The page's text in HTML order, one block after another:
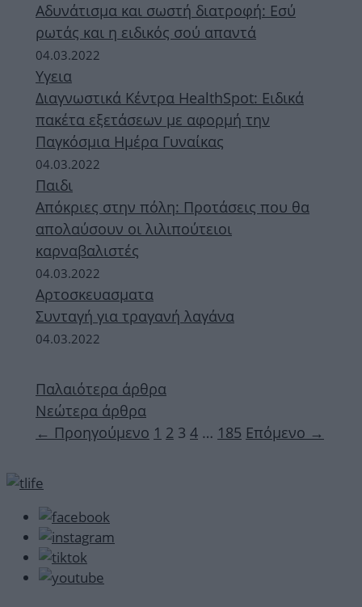
Αδυνάτισμα και σωστή διατροφή: Εσύ
ρωτάς και η ειδικός σού απαντά
04.03.2022
Υγεια
Διαγνωστικά Κέντρα HealthSpot: Ειδικά
πακέτα εξετάσεων με αφορμή την
Παγκόσμια Ημέρα Γυναίκας
04.03.2022
Παιδι
Απόκριες στην πόλη: Προτάσεις που θα
απολαύσουν οι λιλιπούτειοι
καρναβαλιστές
04.03.2022
Αρτοσκευασματα
Συνταγή για τραγανή λαγάνα
04.03.2022
Παλαιότερα άρθρα
Νεώτερα άρθρα
← Προηγούμενο Σελίδα
1 Σελίδα
2 Σελίδα
3 Σελίδα
4 … Σελίδα
185 Επόμενο →